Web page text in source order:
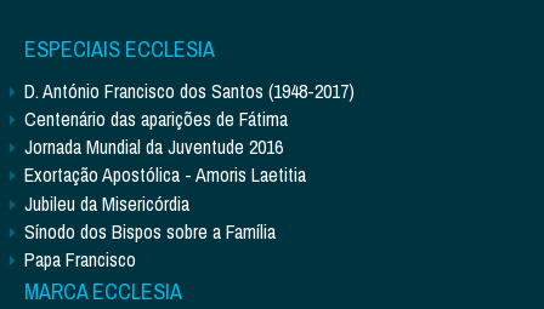
ESPECIAIS ECCLESIA
D. António Francisco dos Santos (1948-2017)
Centenário das aparições de Fátima
Jornada Mundial da Juventude 2016
Exortação Apostólica - Amoris Laetitia
Jubileu da Misericórdia
Sínodo dos Bispos sobre a Família
Papa Francisco
MARCA ECCLESIA